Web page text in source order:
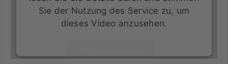
Sie der Nutzung des Service zu, um
dieses Video anzusehen.